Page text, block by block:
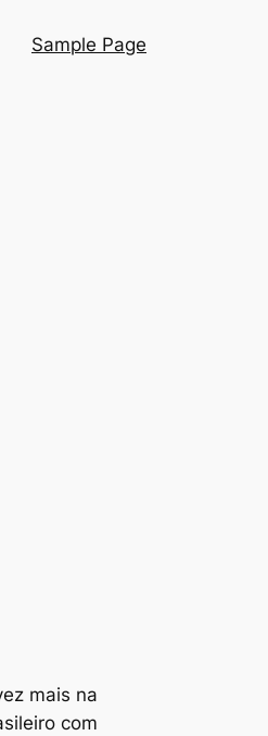
Sample Page
mais na
com